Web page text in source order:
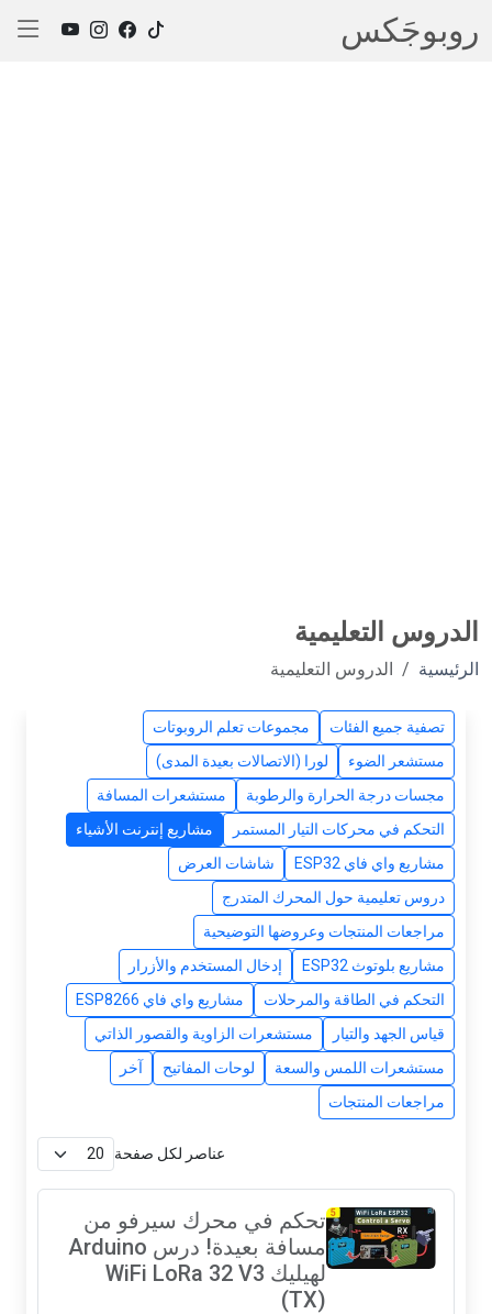
روبوجَکس
الدروس التعليمية
الرئيسية الدروس التعليمية
تصفية جميع الفئات
مجموعات تعلم الروبوتات
مستشعر الضوء
لورا (الاتصالات بعيدة المدى)
مجسات درجة الحرارة والرطوبة
مستشعرات المسافة
التحكم في محركات التيار المستمر
مشاريع إنترنت الأشياء
مشاريع واي فاي ESP32
شاشات العرض
دروس تعليمية حول المحرك المتدرج
مراجعات المنتجات وعروضها التوضيحية
مشاريع بلوتوث ESP32
إدخال المستخدم والأزرار
التحكم في الطاقة والمرحلات
مشاريع واي فاي ESP8266
قياس الجهد والتيار
مستشعرات الزاوية والقصور الذاتي
مستشعرات اللمس والسعة
لوحات المفاتيح
آخر
مراجعات المنتجات
عناصر لكل صفحة
تحكم في محرك سيرفو من
مسافة بعيدة! درس Arduino
لهيليك WiFi LoRa 32 V3
(TX)